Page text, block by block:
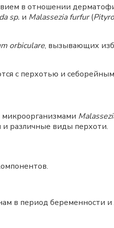
в отношении
sp. и Malassezia furfur(
orbiculare, вызывающих
с перхотью и себорейным
и различные виды перхоти.
в период беременности и